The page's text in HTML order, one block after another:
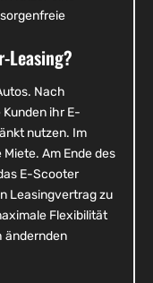
Leasing?
Nach
ihr E-
nutzen. Im
Am Ende des
E-Scooter
Leasingvertrag zu
Flexibilität
ändernden